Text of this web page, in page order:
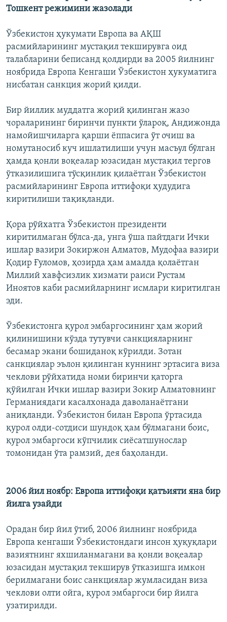
Тошкент режимини жазолади
Ўзбекистон ҳукумати Европа ва АҚШ
расмийларининг мустақил текширувга оид
талабларини беписанд қолдирди ва 2005 йилнинг
ноябрида Европа Кенгаши Ўзбекистон ҳукуматига
нисбатан санкция жорий қилди.
Бир йиллик муддатга жорий қилинган жазо
чораларининг биринчи пункти ўлароқ, Андижонда
намойишчиларга қарши ëппасига ўт очиш ва
номутаносиб куч ишлатилиши учун масъул бўлган
ҳамда қонли воқеалар юзасидан мустақил тергов
ўтказилишига тўсқинлик қилаётган Ўзбекистон
расмийларининг Европа иттифоқи ҳудудига
киритилиши тақиқланди.
Қора рўйхатга Ўзбекистон президенти
киритилмаган бўлса-да, унга ўша пайтдаги Ички
ишлар вазири Зокиржон Алматов, Мудофаа вазири
Қодир Ғуломов, ҳозирда ҳам амалда қолаётган
Миллий хавфсизлик хизмати раиси Рустам
Иноятов каби расмийларнинг исмлари киритилган
эди.
Ўзбекистонга қурол эмбаргосининг ҳам жорий
қилинишини кўзда тутувчи санкцияларнинг
бесамар экани бошиданоқ кўрилди. Зотан
санкциялар эълон қилинган куннинг эртасига виза
чеклови рўйхатида номи биринчи қаторга
қўйилган Ички ишлар вазири Зокир Алматовнинг
Германиядаги касалхонада даволанаётгани
аниқланди. Ўзбекистон билан Европа ўртасида
қурол олди-сотдиси шундоқ ҳам бўлмагани боис,
қурол эмбаргоси кўпчилик сиёсатшунослар
томонидан ўта рамзий, дея баҳоланди.
2006 йил ноябр: Европа иттифоқи қатъияти яна бир
йилга узайди
Орадан бир йил ўтиб, 2006 йилнинг ноябрида
Европа кенгаши Ўзбекистондаги инсон ҳуқуқлари
вазиятнинг яхшиланмагани ва қонли воқеалар
юзасидан мустақил текширув ўтказишга имкон
берилмагани боис санкциялар жумласидан виза
чеклови олти ойга, қурол эмбаргоси бир йилга
узатирилди.